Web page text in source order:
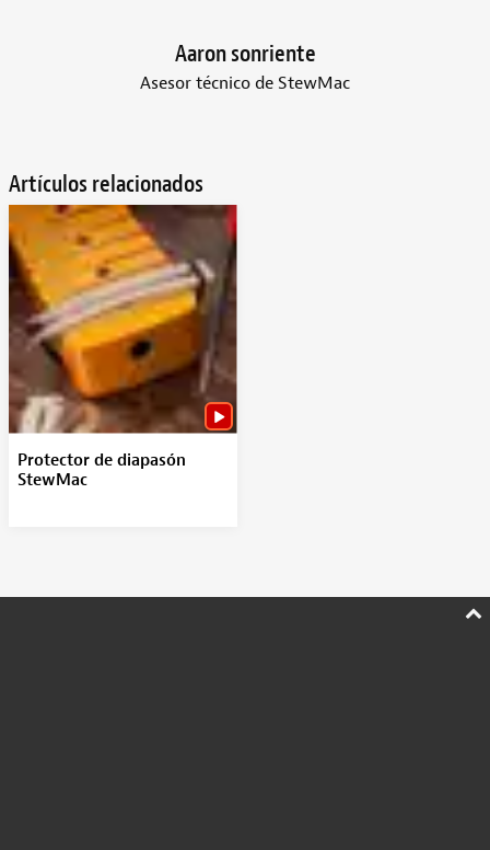
Aaron sonriente
Asesor técnico de StewMac
Artículos relacionados
Protector de diapasón
StewMac